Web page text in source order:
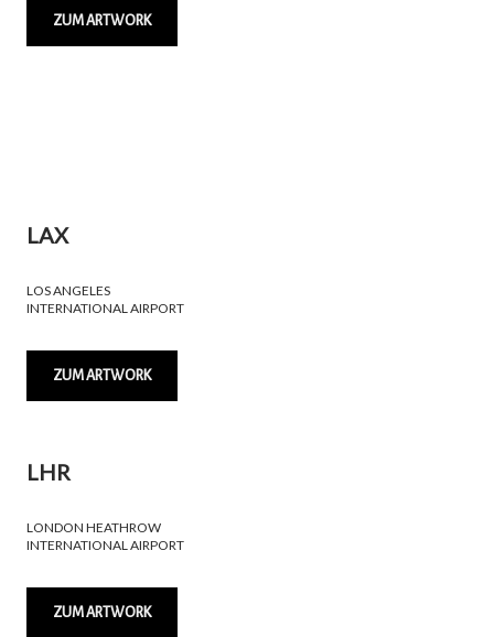
ZUM ARTWORK
LAX
LOS ANGELES
INTERNATIONAL AIRPORT
ZUM ARTWORK
LHR
LONDON HEATHROW
INTERNATIONAL AIRPORT
ZUM ARTWORK